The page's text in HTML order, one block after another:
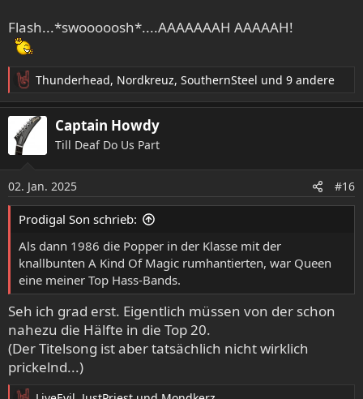
Flash...*swooooosh*....AAAAAAAH AAAAAH!
R
e
a
k
t
n
e
n
Thunderhead, Nordkreuz, SouthernSteel und 9 andere
Captain Howdy
Till Deaf Do Us Part
02. Jan. 2025 #16
Prodigal Son schrieb:
Als dann 1986 die Popper in der Klasse mit der
knallbunten A Kind Of Magic rumhantierten, war Queen
eine meiner Top Hass-Bands.
Seh ich grad erst. Eigentlich müssen von der schon
nahezu die Hälfte in die Top 20.
(Der Titelsong ist aber tatsächlich nicht wirklich
prickelnd...)